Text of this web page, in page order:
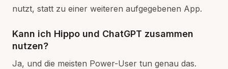
nutzt, statt zu einer weiteren aufgegebenen App.
Kann ich Hippo und ChatGPT zusammen
nutzen?
Ja, und die meisten Power-User tun genau das.